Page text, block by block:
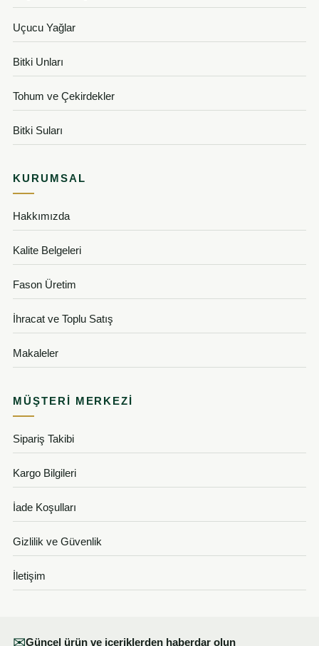
Uçucu Yağlar
Bitki Unları
Tohum ve Çekirdekler
Bitki Suları
KURUMSAL
Hakkımızda
Kalite Belgeleri
Fason Üretim
İhracat ve Toplu Satış
Makaleler
MÜŞTERI MERKEZI
Sipariş Takibi
Kargo Bilgileri
İade Koşulları
Gizlilik ve Güvenlik
İletişim
Güncel ürün ve içeriklerden haberdar olun